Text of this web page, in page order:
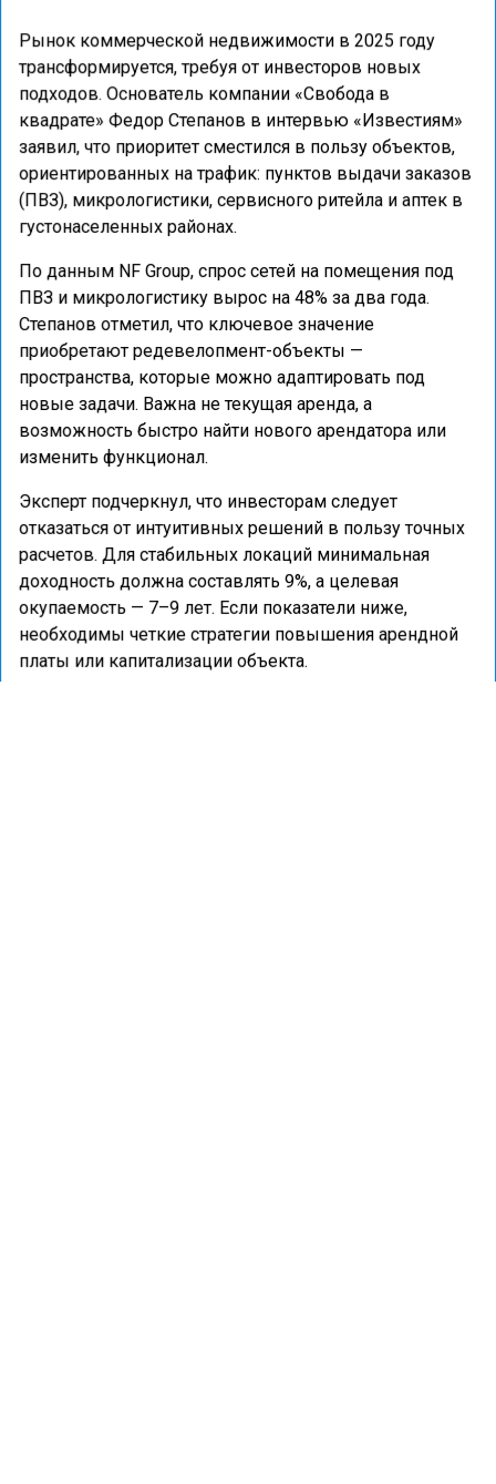
Рынок коммерческой недвижимости в 2025 году
трансформируется, требуя от инвесторов новых
подходов. Основатель компании «Свобода в
квадрате» Федор Степанов в интервью «Известиям»
заявил, что приоритет сместился в пользу объектов,
ориентированных на трафик: пунктов выдачи заказов
(ПВЗ), микрологистики, сервисного ритейла и аптек в
густонаселенных районах.
По данным NF Group, спрос сетей на помещения под
ПВЗ и микрологистику вырос на 48% за два года.
Степанов отметил, что ключевое значение
приобретают редевелопмент-объекты —
пространства, которые можно адаптировать под
новые задачи. Важна не текущая аренда, а
возможность быстро найти нового арендатора или
изменить функционал.
Эксперт подчеркнул, что инвесторам следует
отказаться от интуитивных решений в пользу точных
расчетов. Для стабильных локаций минимальная
доходность должна составлять 9%, а целевая
окупаемость — 7–9 лет. Если показатели ниже,
необходимы четкие стратегии повышения арендной
платы или капитализации объекта.